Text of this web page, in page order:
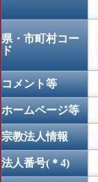
県・市町村コー
ド
コメント等
ホームページ等
宗教法人情報
法人番号(＊4)